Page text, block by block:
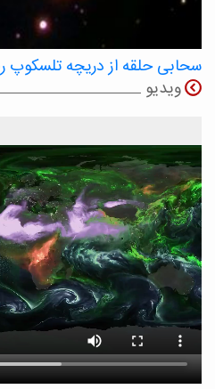
سحابی حلقه از دریچه تلسکوپ
ویدیو